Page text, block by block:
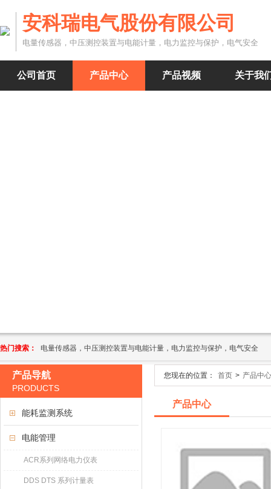
安科瑞电气股份有限公司
电量传感器，中压测控装置与电能计量，电力监控与保护，电气安全
公司首页 产品中心 产品视频 关于我
热门搜索： 电量传感器，中压测控装置与电能计量，电力监控与保护，电气安全
产品导航
PRODUCTS
能耗监测系统
电能管理
ACR系列网络电力仪表
DDS DTS 系列计量表
您现在的位置： 首页 > 产品中心
产品中心